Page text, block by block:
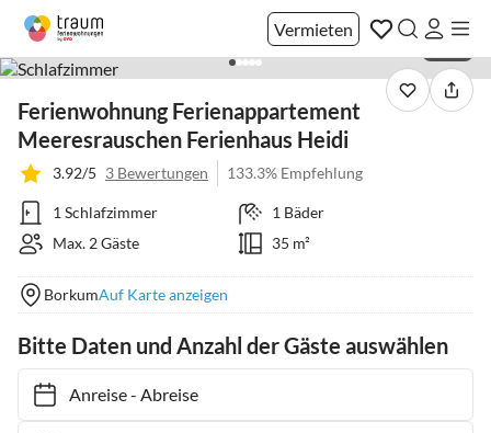
Vermieten
Ferienwohnung Ferienappartement
Meeresrauschen Ferienhaus Heidi
3.92/5 3 Bewertungen 133.3% Empfehlung
1 Schlafzimmer
1 Bäder
Max. 2 Gäste
35 m²
BorkumAuf Karte anzeigen
Bitte Daten und Anzahl der Gäste auswählen
Anreise- Abreise